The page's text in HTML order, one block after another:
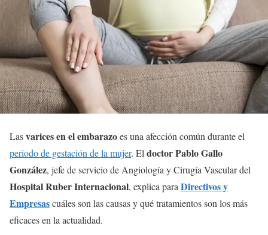
Lasvarices en el embarazoes una afección común durante el
periodo de gestación de la mujer. El doctor Pablo Gallo
González, jefe de servicio de Angiología y Cirugía Vascular del
Hospital Ruber Internacional, explica para Directivos y
Empresascuáles son las causas y qué tratamientos son los más
eficaces en la actualidad.